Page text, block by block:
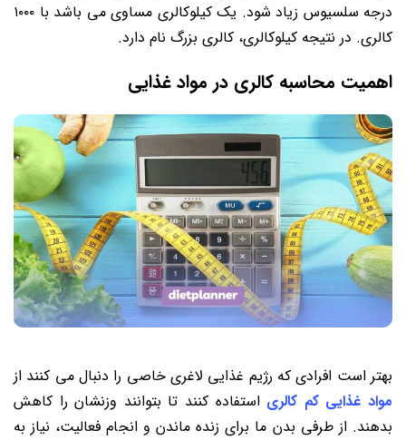
درجه سلسیوس زیاد شود. یک کیلوکالری مساوی می باشد با ۱۰۰۰
کالری. در نتیجه کیلوکالری، کالری بزرگ نام دارد.
اهمیت محاسبه کالری در مواد غذایی
بهتر است افرادی که رژیم غذایی لاغری خاصی را دنبال می کنند از
مواد غذایی کم کالری استفاده کنند تا بتوانند وزنشان را کاهش
بدهند. از طرفی بدن ما برای زنده ماندن و انجام فعالیت، نیاز به